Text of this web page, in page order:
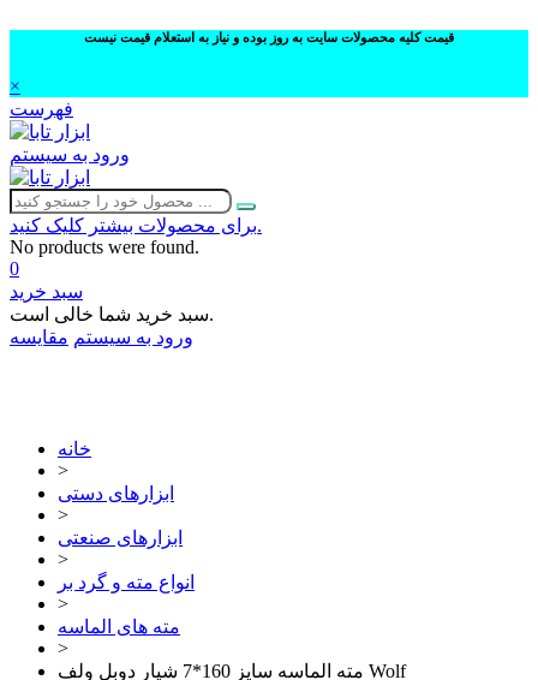
قیمت کلیه محصولات سایت به روز بوده و نیاز به استعلام قیمت نیست
×
فهرست
ورود به سیستم
برای محصولات بیشتر کلیک کنید.
No products were found.
0
سبد خرید
سبد خرید شما خالی است.
ورود به سیستم مقایسه
خانه
>
ابزارهای دستی
>
ابزارهای صنعتی
>
انواع مته و گرد بر
>
مته های الماسه
>
مته الماسه سایز 160*7 شیار دوبل ولف Wolf